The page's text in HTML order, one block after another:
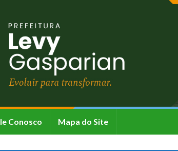
Conosco Mapa do Site